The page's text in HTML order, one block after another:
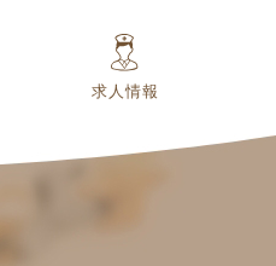
求人情報